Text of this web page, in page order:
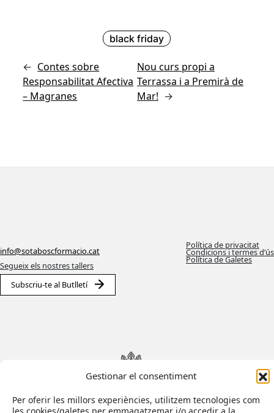
Gestionar el consentiment
Per oferir les millors experiències, utilitzem tecnologies com
black friday
← Contes sobre
Responsabilitat Afectiva
– Magranes
Nou curs propi a
Terrassa i a Premirà de
Mar! →
info@sotaboscformacio.cat
Segueix els nostres tallers
Subscriu-te al Butlletí
Política de privacitat
Condicions i termes d’ús
Política de Galetes